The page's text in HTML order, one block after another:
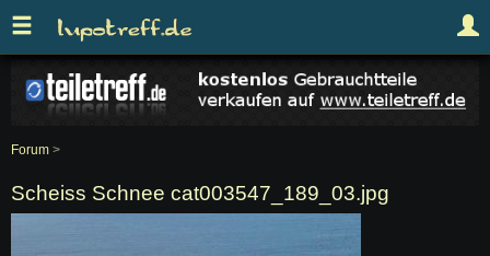
Forum >
Scheiss Schnee cat003547_189_03.jpg